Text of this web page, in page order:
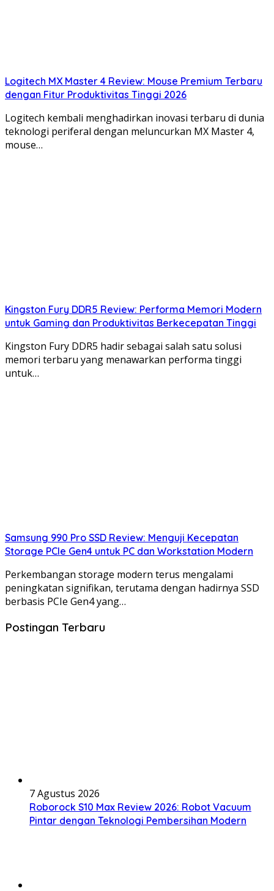
Logitech MX Master 4 Review: Mouse Premium Terbaru
dengan Fitur Produktivitas Tinggi 2026
Logitech kembali menghadirkan inovasi terbaru di dunia
teknologi periferal dengan meluncurkan MX Master 4,
mouse…
Kingston Fury DDR5 Review: Performa Memori Modern
untuk Gaming dan Produktivitas Berkecepatan Tinggi
Kingston Fury DDR5 hadir sebagai salah satu solusi
memori terbaru yang menawarkan performa tinggi
untuk…
Samsung 990 Pro SSD Review: Menguji Kecepatan
Storage PCIe Gen4 untuk PC dan Workstation Modern
Perkembangan storage modern terus mengalami
peningkatan signifikan, terutama dengan hadirnya SSD
berbasis PCIe Gen4 yang…
Postingan Terbaru
7 Agustus 2026
Roborock S10 Max Review 2026: Robot Vacuum
Pintar dengan Teknologi Pembersihan Modern